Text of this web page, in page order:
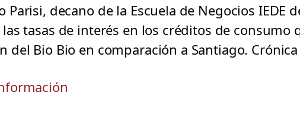
Parisi, decano de la Escuela de Negocios IEDE
tasas de interés en los créditos de consumo
del Bio Bio en comparación a Santiago.